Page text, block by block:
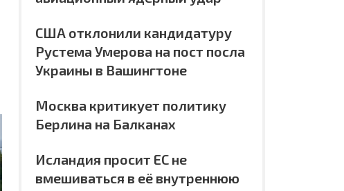
США отклонили кандидатуру
Рустема Умерова на пост посла
Украины в Вашингтоне
Москва критикует политику
Берлина на Балканах
Исландия просит ЕС не
вмешиваться в её внутреннюю